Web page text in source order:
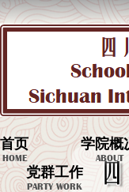
首页
HOME
学院概
ABOUT
党群工作
PARTY WORK